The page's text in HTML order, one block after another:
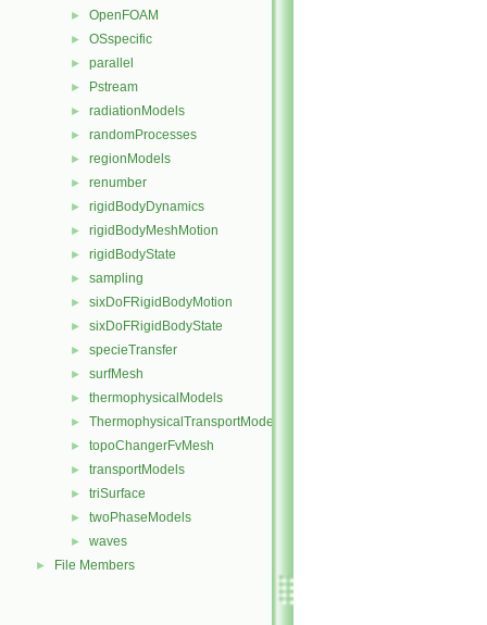
► OpenFOAM
► OSspecific
► parallel
► Pstream
► radiationModels
► randomProcesses
► regionModels
► renumber
► rigidBodyDynamics
► rigidBodyMeshMotion
► rigidBodyState
► sampling
► sixDoFRigidBodyMotion
► sixDoFRigidBodyState
► specieTransfer
► surfMesh
► thermophysicalModels
► ThermophysicalTransportModels
► topoChangerFvMesh
► transportModels
► triSurface
► twoPhaseModels
► waves
► File Members